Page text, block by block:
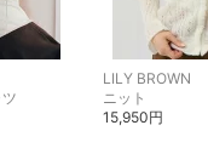
LILY BROWN
ニット
15,950円